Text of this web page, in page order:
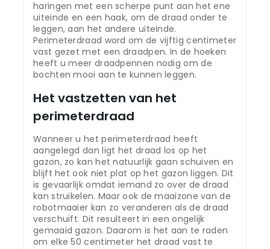
haringen met een scherpe punt aan het ene
uiteinde en een haak, om de draad onder te
leggen, aan het andere uiteinde.
Perimeterdraad word om de vijftig centimeter
vast gezet met een draadpen. In de hoeken
heeft u meer draadpennen nodig om de
bochten mooi aan te kunnen leggen.
Het vastzetten van het
perimeterdraad
Wanneer u het perimeterdraad heeft
aangelegd dan ligt het draad los op het
gazon, zo kan het natuurlijk gaan schuiven en
blijft het ook niet plat op het gazon liggen. Dit
is gevaarlijk omdat iemand zo over de draad
kan struikelen. Maar ook de maaizone van de
robotmaaier kan zo veranderen als de draad
verschuift. Dit resulteert in een ongelijk
gemaaid gazon. Daarom is het aan te raden
om elke 50 centimeter het draad vast te